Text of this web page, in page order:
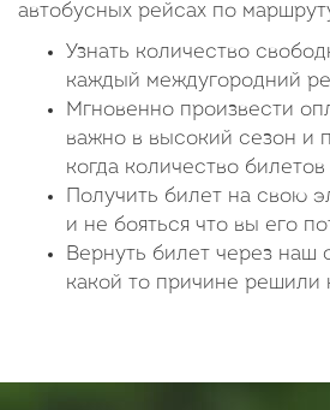
автобусных рейсах по
Узнать количество
каждый междугородний
Мгновенно произвести
важно в высокий сезон и
когда количество билетов
Получить билет на свою
и не бояться что вы его
Вернуть билет через наш
какой то причине решили